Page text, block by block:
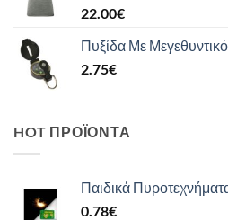
22.00€
Πυξίδα Με
2.75€
HOT ΠΡΟΪΌΝΤΑ
Παιδικά
0.78€